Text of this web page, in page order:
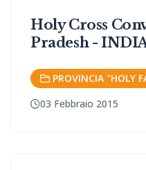
Holy Cross
Pradesh -
PROVINCIA "HOLY
03 Febbraio 2015